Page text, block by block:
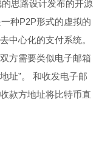
思路设计发布的开源
种P2P形式的虚拟的
中心化的支付系统。
方需要类似电子邮箱
址”。 和收发电子邮
款方地址将比特币直